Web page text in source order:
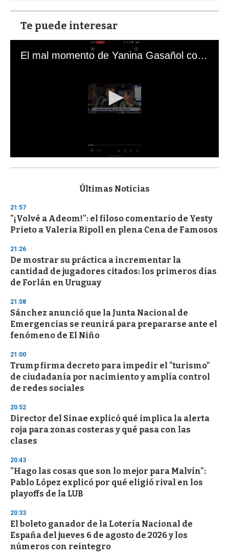
Te puede interesar
El mal momento de Yanina Gasañol con un hincha argentino en "Subrayado"
s
d
s
o
f
3
s
c
o
d
s
Últimas Noticias
21:57
"¡Volvé a Adeom!": el filoso comentario de Yesty
Prieto a Valeria Ripoll en plena Cena de Famosos
21:26
De mostrar su práctica a incrementar la
cantidad de jugadores citados: los primeros días
de Forlán en Uruguay
21:08
Sánchez anunció que la Junta Nacional de
Emergencias se reunirá para prepararse ante el
fenómeno de El Niño
21:00
Trump firma decreto para impedir el "turismo"
de ciudadanía por nacimiento y amplía control
de redes sociales
20:52
Director del Sinae explicó qué implica la alerta
roja para zonas costeras y qué pasa con las
clases
20:43
"Hago las cosas que son lo mejor para Malvín":
Pablo López explicó por qué eligió rival en los
playoffs de la LUB
20:33
El boleto ganador de la Lotería Nacional de
España del jueves 6 de agosto de 2026 y los
números con reintegro